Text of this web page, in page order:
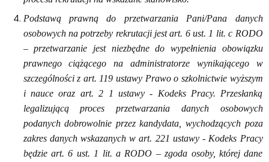
Podstawą prawną do przetwarzania Pani/Pana danych
osobowych na potrzeby rekrutacji jest art. 6 ust. 1 lit. c RODO
– przetwarzanie jest niezbędne do wypełnienia obowiązku
prawnego ciążącego na administratorze wynikającego w
szczególności z art. 119 ustawy Prawo o szkolnictwie wyższym
i nauce oraz art. 2 1 ustawy - Kodeks Pracy. Przesłanką
legalizującą proces przetwarzania danych osobowych
podanych dobrowolnie przez kandydata, wychodzących poza
zakres danych wskazanych w art. 221 ustawy - Kodeks Pracy
będzie art. 6 ust. 1 lit. a RODO – zgoda osoby, której dane